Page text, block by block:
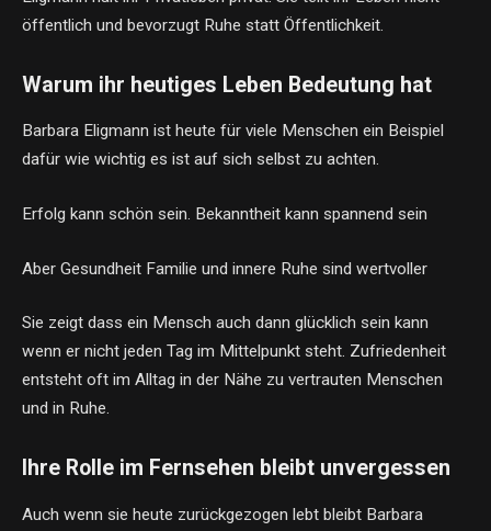
öffentlich und bevorzugt Ruhe statt Öffentlichkeit.
Warum ihr heutiges Leben Bedeutung hat
Barbara Eligmann ist heute für viele Menschen ein Beispiel
dafür wie wichtig es ist auf sich selbst zu achten.
Erfolg kann schön sein. Bekanntheit kann spannend sein
Aber Gesundheit Familie und innere Ruhe sind wertvoller
Sie zeigt dass ein Mensch auch dann glücklich sein kann
wenn er nicht jeden Tag im Mittelpunkt steht. Zufriedenheit
entsteht oft im Alltag in der Nähe zu vertrauten Menschen
und in Ruhe.
Ihre Rolle im Fernsehen bleibt unvergessen
Auch wenn sie heute zurückgezogen lebt bleibt Barbara